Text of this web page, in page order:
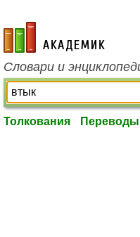
academic.ru
Словари и
Толкования Переводы